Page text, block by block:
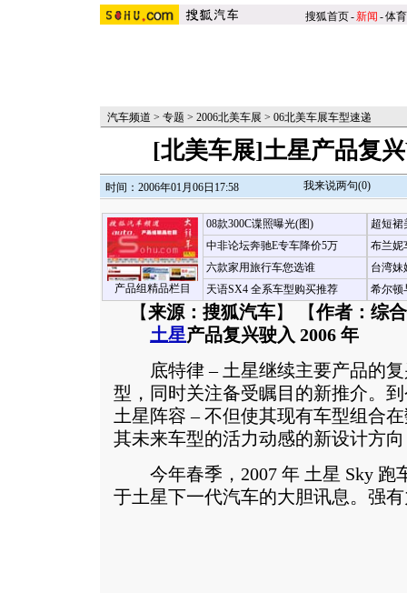
搜狐首页-新闻 -体育
汽车频道 > 专题 > 2006北美车展 > 06北美车展车型速递
[北美车展]土星产品复
时间：2006年01月06日17:58 我来说两句(0)
产品组精品栏目
08款300C谍照曝光(图)
中非论坛奔驰E专车降价5万
六款家用旅行车您选谁
天语SX4 全系车型购买推荐
超短裙
布兰妮
台湾妹
希尔顿
【来源：搜狐汽车】 【作者：综
土星产品复兴驶入 2006 年
底特律 – 土星继续主要产品的复
型，同时关注备受瞩目的新推介。
土星阵容 – 不但使其现有车型组合
其未来车型的活力动感的新设计方向
今年春季，2007 年 土星 Sky 跑
于土星下一代汽车的大胆讯息。 强